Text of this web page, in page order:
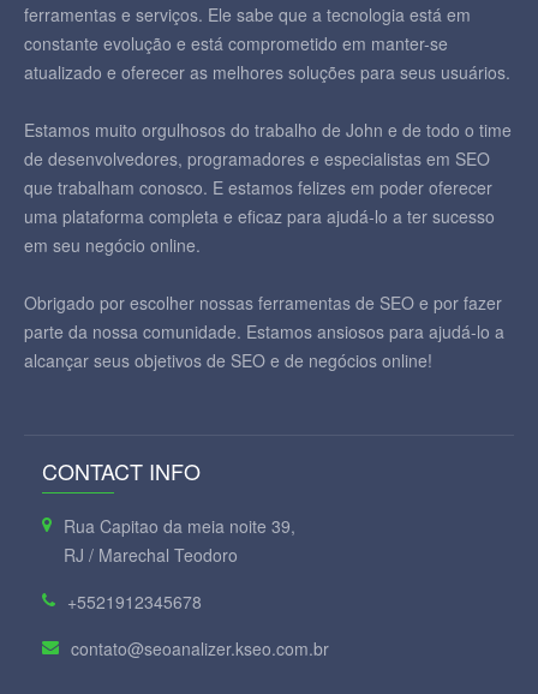
ferramentas e serviços. Ele sabe que a tecnologia está em
constante evolução e está comprometido em manter-se
atualizado e oferecer as melhores soluções para seus usuários.
Estamos muito orgulhosos do trabalho de John e de todo o time
de desenvolvedores, programadores e especialistas em SEO
que trabalham conosco. E estamos felizes em poder oferecer
uma plataforma completa e eficaz para ajudá-lo a ter sucesso
em seu negócio online.
Obrigado por escolher nossas ferramentas de SEO e por fazer
parte da nossa comunidade. Estamos ansiosos para ajudá-lo a
alcançar seus objetivos de SEO e de negócios online!
CONTACT INFO
Rua Capitao da meia noite 39,
RJ / Marechal Teodoro
+5521912345678
contato@seoanalizer.kseo.com.br